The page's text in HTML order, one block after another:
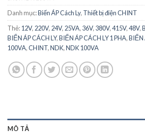
Danh mục:Biến ÁP Cách Ly, Thiết bị điện CHINT
Thẻ:12V, 220V, 24V, 25VA, 36V, 380V,415V,48V,
BIẾN ÁP CÁCH LY,BIẾN ÁP CÁCH LY 1 PHA,BIẾN
100VA,CHINT,NDK,NDK 100VA
MÔ TẢ